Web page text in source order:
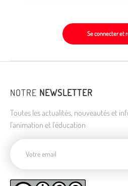
Se connecter et
NOTRE NEWSLETTER
Toutes les actualités, nouveautés et
l'animation et l'éducation